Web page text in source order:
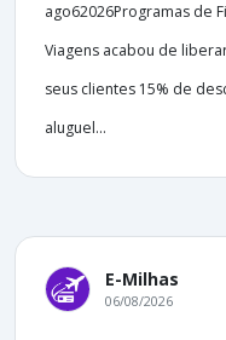
ago62026Programas de
Viagens acabou de
seus clientes 15% de
aluguel...
E-Milhas
06/08/2026